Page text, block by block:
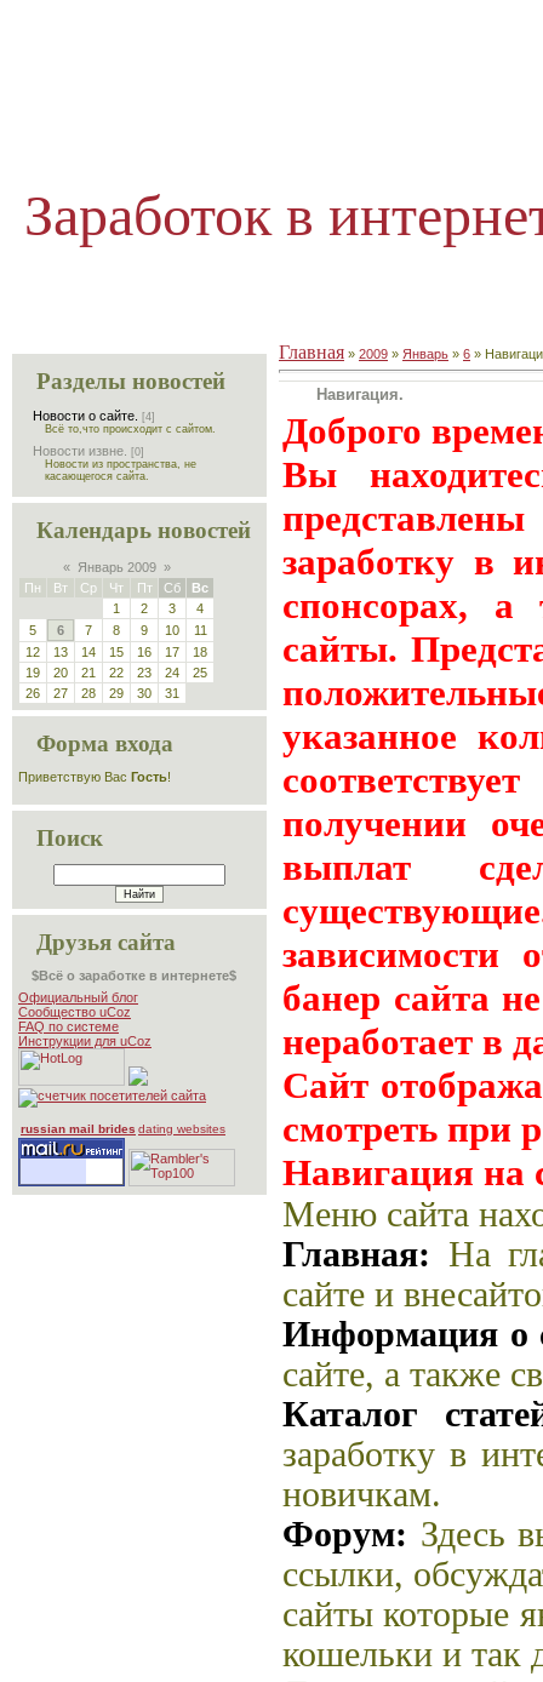
Заработок в
Разделы новостей
Новости о сайте.
[4]
Всё то,что происходит с сайтом.
Новости извне.
[0]
Новости из пространства, не
касающегося сайта.
Календарь новостей
« Январь 2009 »
Пн
Вт Ср Чт Пт Сб
Вс
1
2 3
4
5
6 7 8 9 10
11
12
13 14 15 16 17
18
19
20 21 22 23 24
25
26
27 28 29 30 31
Форма входа
Приветствую Вас Гость!
Поиск
Друзья сайта
$Всё о заработке в интернете$
Официальный блог
Сообщество uCoz
FAQ по системе
Инструкции для uCoz
russian mail brides dating websites
Главная » 2009 » Январь » 6 »
Навигация.
Доброго
Вы
заработку в
спонсорах,
сайты.
указанное
получении
выплат
зависимости
банер сайта
неработает в
Сайт
смотреть при
Навигация на
Меню сайта
Главная: На
сайте и
Информация о
сайте, а также
Каталог
заработку в
новичкам.
Форум: Здесь
ссылки,
сайты которые
кошельки и так